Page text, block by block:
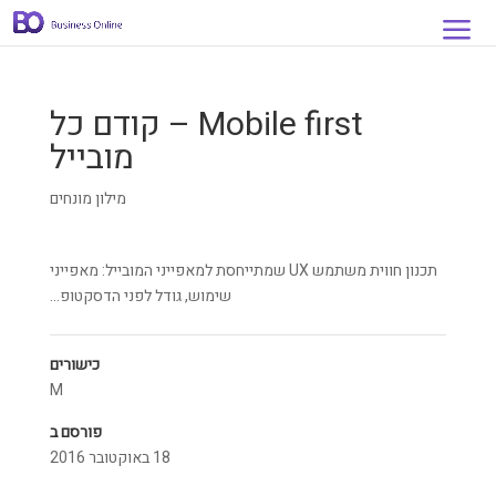
Mobile first – קודם כל
מובייל
מילון מונחים
תכנון חווית משתמש UX שמתייחסת למאפייני המובייל: מאפייני
שימוש, גודל לפני הדסקטופ…
כישורים
M
פורסם ב
18 באוקטובר 2016